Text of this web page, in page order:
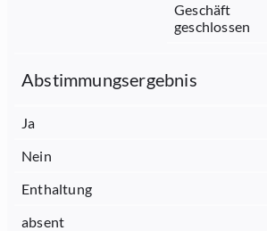
Geschäft
geschlossen
Abstimmungsergebnis
Ja
Nein
Enthaltung
absent